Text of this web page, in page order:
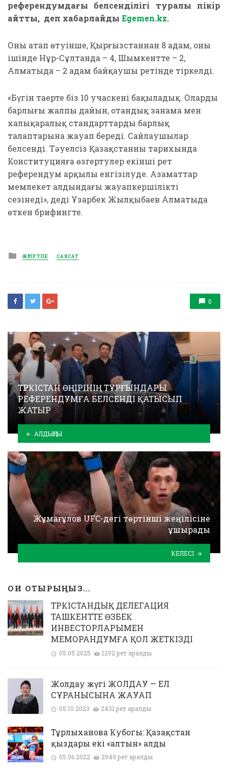
референдумдағы белсенділігі туралы пікір
айтты, деп хабарлайды Egemen.kz.
Оның атап өтуінше, Қырғызстаннан 8 адам, оның
ішінде Нұр-Сұлтанда – 4, Шымкентте – 2,
Алматыда – 2 адам байқаушы ретінде тіркелді.
«Бүгін таңертең біз 10 учаскені бақыладық. Олардың
барлығы жалпы дайын, отандық заңнама мен
халықаралық стандарттардың барлық
талаптарына жауап береді. Сайлаушылар
белсенді. Тәуелсіз Қазақстанның тарихында
Конституцияға өзгертулер екінші рет
референдум арқылы енгізілуде. Азаматтар
мемлекет алдындағы жауапкершілікті
сезінеді», деді Ұзарбек Жылқыбаев Алматыда
өткен брифингте.
Posted
in
ЖҮГІРТПЕ САЯСАТ
0
ТҮРКІСТАН ӨҢІРІНІҢ ТҰРҒЫНДАРЫ
РЕФЕРЕНДУМҒА БЕЛСЕНДІ ҚАТЫСЫП
ЖАТЫР
АЛДЫҢҒЫ
Жұмағұлов UFC-дегі төртінші жеңілісіне
ұшырады
КЕЛЕСІ
ОҚИ ОТЫРЫҢЫЗ...
ТҮРКІСТАНДЫҚ ДЕЛЕГАЦИЯ
ТАШКЕНТТЕ ӨЗБЕК
ИНВЕСТОРЛАРЫМЕН
МЕМОРАНДУМҒА ҚОЛ ЖЕТКІЗДІ
05.05.2025 1292 рет қаралды
Жолдау жүгі ЖОЛДАУ — ЕЛ
СҰРАНЫСЫНА ЖАУАП
05.10.2023 2431 рет қаралды
Тұрлыханова Кубогы: Қазақстан
қыздары екі «алтын» алды
05.06.2022 2949 рет қаралды